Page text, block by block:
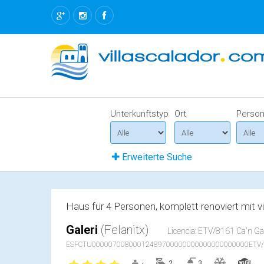
Unterkunftstyp Ort
Erweiterte Suche
Haus für 4 Personen, komplett renoviert mit
Galeri (Felanitx) Licencia: ETV/8161 Ca'n